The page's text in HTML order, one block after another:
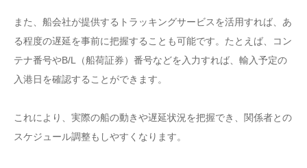
また、船会社が提供するトラッキングサービスを活用すれば、あ
る程度の遅延を事前に把握することも可能です。たとえば、コン
テナ番号やB/L（船荷証券）番号などを入力すれば、輸入予定の
入港日を確認することができます。
これにより、実際の船の動きや遅延状況を把握でき、関係者との
スケジュール調整もしやすくなります。